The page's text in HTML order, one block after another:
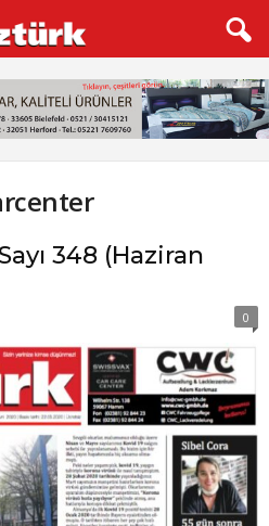
348 (Haziran
0